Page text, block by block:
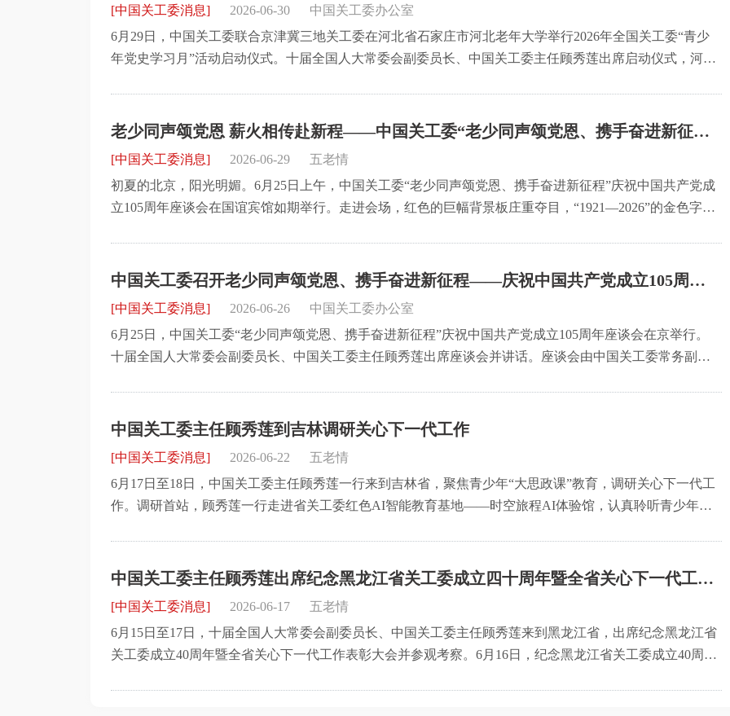
[中国关工委消息] 2026-06-30
中国关工委办公室
6月29日，中国关工委联合京津冀三地关工委在河北省石家庄市河北老年大学举行2026年全国关工委“青少
年党史学习月”活动启动仪式。十届全国人大常委会副委员长、中国关工委主任顾秀莲出席启动仪式，河北
老少同声颂党恩 薪火相传赴新程——中国关工委“老少同声颂党恩、携手奋进新征
程”庆祝中国共产党成立105周年座谈会侧记
[中国关工委消息] 2026-06-29
五老情
初夏的北京，阳光明媚。6月25日上午，中国关工委“老少同声颂党恩、携手奋进新征程”庆祝中国共产党成
立105周年座谈会在国谊宾馆如期举行。走进会场，红色的巨幅背景板庄重夺目，“1921—2026”的金色字样
中国关工委召开老少同声颂党恩、携手奋进新征程——庆祝中国共产党成立105周年
座谈会
[中国关工委消息] 2026-06-26
中国关工委办公室
6月25日，中国关工委“老少同声颂党恩、携手奋进新征程”庆祝中国共产党成立105周年座谈会在京举行。
十届全国人大常委会副委员长、中国关工委主任顾秀莲出席座谈会并讲话。座谈会由中国关工委常务副主
中国关工委主任顾秀莲到吉林调研关心下一代工作
[中国关工委消息] 2026-06-22
五老情
6月17日至18日，中国关工委主任顾秀莲一行来到吉林省，聚焦青少年“大思政课”教育，调研关心下一代工
作。调研首站，顾秀莲一行走进省关工委红色AI智能教育基地——时空旅程AI体验馆，认真聆听青少年对
中国关工委主任顾秀莲出席纪念黑龙江省关工委成立四十周年暨全省关心下一代工作
表彰大会
[中国关工委消息] 2026-06-17
五老情
6月15日至17日，十届全国人大常委会副委员长、中国关工委主任顾秀莲来到黑龙江省，出席纪念黑龙江省
关工委成立40周年暨全省关心下一代工作表彰大会并参观考察。6月16日，纪念黑龙江省关工委成立40周年